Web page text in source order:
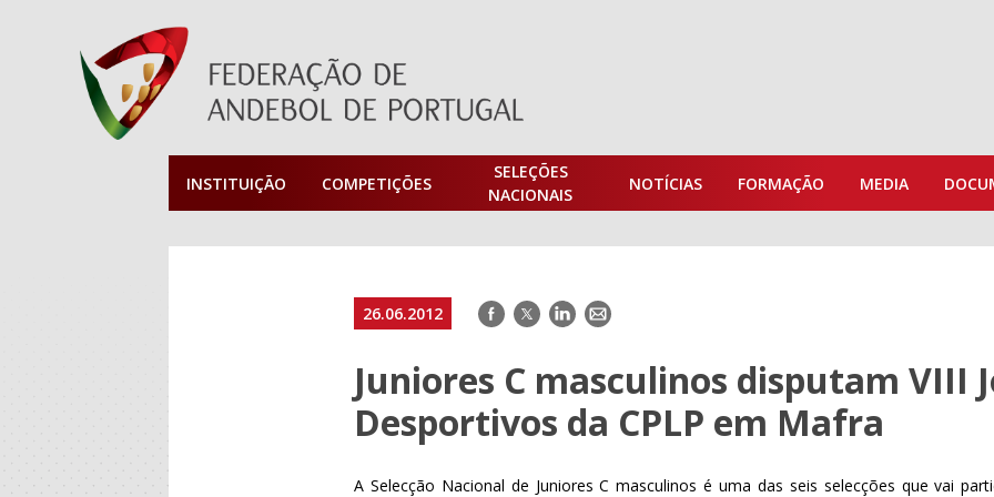
INSTITUIÇÃO COMPETIÇÕES
SELEÇÕES
NACIONAIS
NOTÍCIAS FORMAÇÃO MEDIA
26.06.2012 Facebook
TwitterLinkedIn
E-
Juniores C masculinos disputam VIII
Desportivos da CPLP em Mafra
A Selecção Nacional de Juniores C masculinos é uma das seis selecções que vai